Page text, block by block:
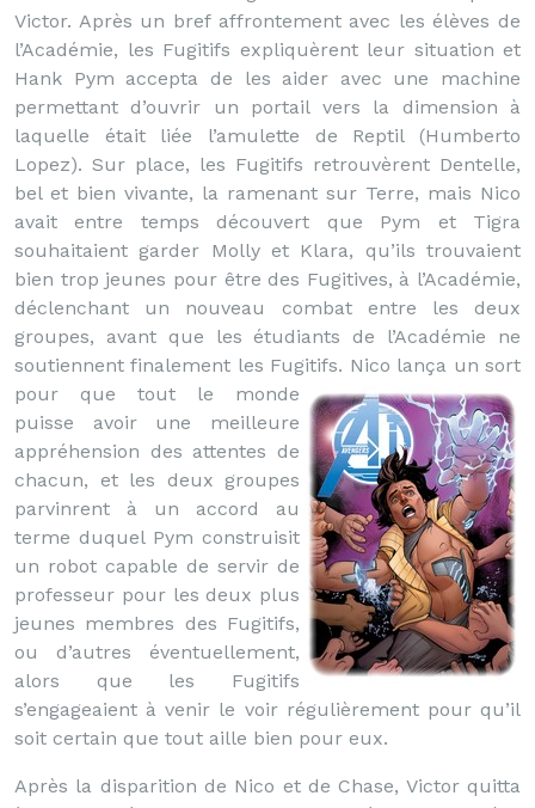
Victor. Après un bref affrontement avec les élèves de
l’Académie, les Fugitifs expliquèrent leur situation et
Hank Pym accepta de les aider avec une machine
permettant d’ouvrir un portail vers la dimension à
laquelle était liée l’amulette de Reptil (Humberto
Lopez). Sur place, les Fugitifs retrouvèrent Dentelle,
bel et bien vivante, la ramenant sur Terre, mais Nico
avait entre temps découvert que Pym et Tigra
souhaitaient garder Molly et Klara, qu’ils trouvaient
bien trop jeunes pour être des Fugitives, à l’Académie,
déclenchant un nouveau combat entre les deux
groupes, avant que les étudiants de l’Académie ne
soutiennent finalement les Fugitifs. Nico lança un sort
pour que tout le monde
puisse avoir une meilleure
appréhension des attentes de
chacun, et les deux groupes
parvinrent à un accord au
terme duquel Pym construisit
un robot capable de servir de
professeur pour les deux plus
jeunes membres des Fugitifs,
ou d’autres éventuellement,
alors que les Fugitifs
s’engageaient à venir le voir régulièrement pour qu’il
soit certain que tout aille bien pour eux.
Après la disparition de Nico et de Chase, Victor quitta